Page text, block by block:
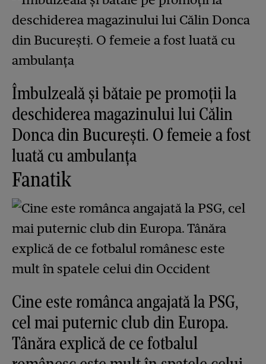
Îmbulzeală și bătaie pe promoții la
deschiderea magazinului lui Călin
Donca din București. O femeie a fost
luată cu ambulanța
Fanatik
Cine este românca angajată la PSG,
cel mai puternic club din Europa.
Tânăra explică de ce fotbalul